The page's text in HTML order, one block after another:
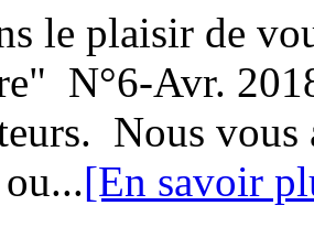
le plaisir de
N°6-Avr.
Nous
[En savoir